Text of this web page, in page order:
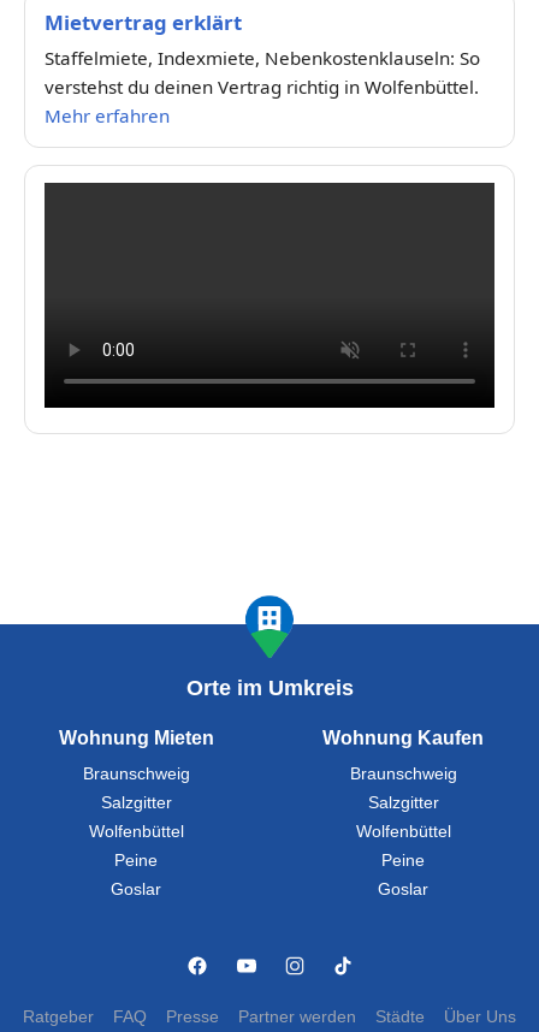
Mietvertrag erklärt
Staffelmiete, Indexmiete, Nebenkostenklauseln: So
verstehst du deinen Vertrag richtig in Wolfenbüttel.
Mehr erfahren
Orte im Umkreis
Wohnung Mieten
Braunschweig
Salzgitter
Wolfenbüttel
Peine
Goslar
Wohnung Kaufen
Braunschweig
Salzgitter
Wolfenbüttel
Peine
Goslar
Ratgeber FAQ Presse Partner werden Städte Über Uns